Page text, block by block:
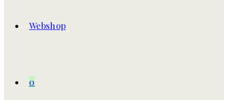
Webshop
0